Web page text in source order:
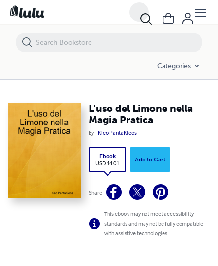
Categories
L'uso del Limone nella
Magia Pratica
By Kleo PantaKleos
Ebook
USD 14.01
Add to Cart
Share
This ebook may not meet accessibility
standards and may not be fully compatible
with assistive technologies.
L'uso del Limone nella Magia Pratica